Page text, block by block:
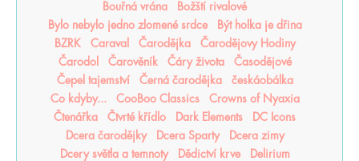
Bouřná vrána
Božští rivalové
Bylo nebylo jedno zlomené srdce
Být holka je dřina
BZRK
Caraval Čarodějka
Čarodějovy Hodiny
Čarodol
Čarověník Čáry života
Časodějové
Čepel tajemství
Černá čarodějka
českáobálka
Co kdyby...
CooBoo Classics
Crowns of Nyaxia
Čtenářka
Čtvrté křídlo Dark Elements
DC Icons
Dcera čarodějky
Dcera Sparty
Dcera zimy
Dcery světla a temnoty
Dědictví krve
Delirium